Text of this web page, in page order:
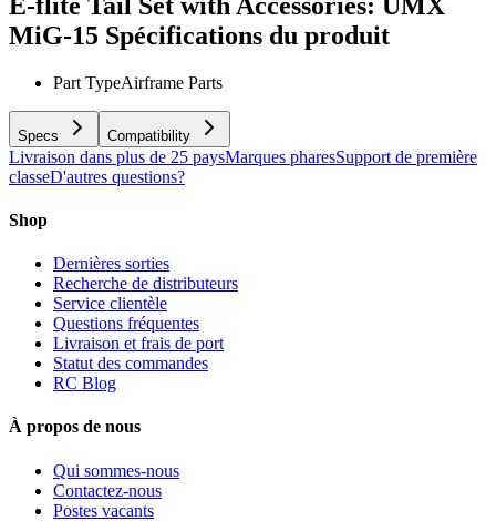
MiG-15 Spécifications du produit
Part TypeAirframe Parts
Specs Compatibility
Livraison dans plus de 25 paysMarques pharesSupport de première
classeD'autres questions?
Shop
Dernières sorties
Recherche de distributeurs
Service clientèle
Questions fréquentes
Livraison et frais de port
Statut des commandes
RC Blog
À propos de nous
Qui sommes-nous
Contactez-nous
Postes vacants